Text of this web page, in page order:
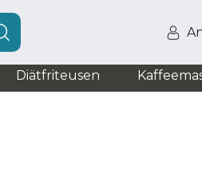
Diätfriteusen